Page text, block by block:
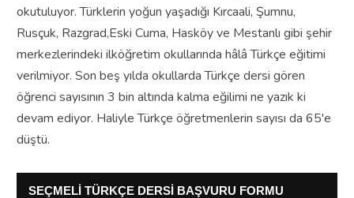
okutuluyor. Türklerin yoğun yaşadığı Kırcaali, Şumnu,
Rusçuk, Razgrad,Eski Cuma, Hasköy ve Mestanlı gibi şehir
merkezlerindeki ilköğretim okullarında hâlâ Türkçe eğitimi
verilmiyor. Son beş yılda okullarda Türkçe dersi gören
öğrenci sayısının 3 bin altında kalma eğilimi ne yazık ki
devam ediyor. HaliyleTürkçe öğretmenlerin sayısı da 65'e
düştü.
SEÇMELİ TÜRKÇE DERSİ BAŞVURU FORMU